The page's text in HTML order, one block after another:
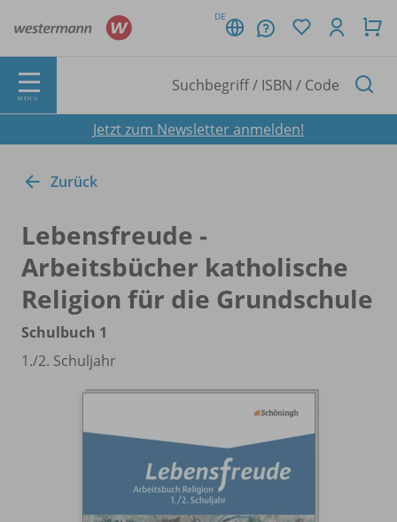
DE
MENÜ
Jetzt zum Newsletter anmelden!
Zurück
Lebensfreude -
Arbeitsbücher katholische
Religion für die Grundschule
Schulbuch 1
1./2. Schuljahr